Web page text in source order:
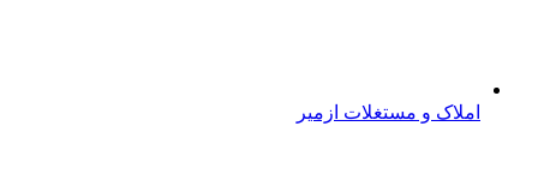
املاک و مستغلات ازمیر